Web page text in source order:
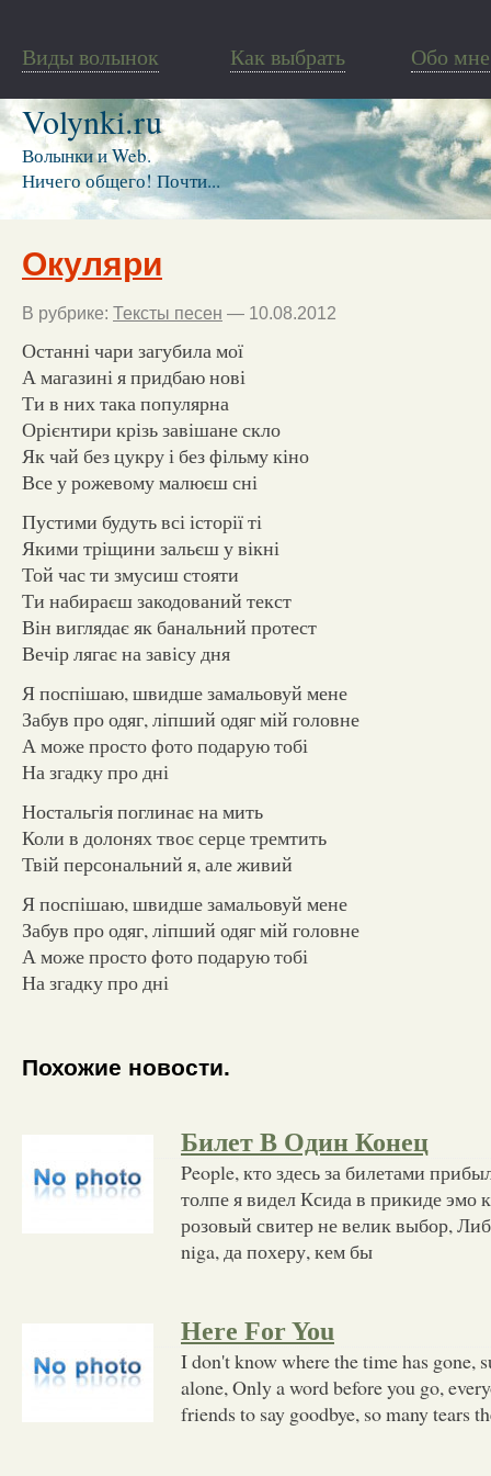
Виды волынок Как выбрать Обо мне
Volynki.ru
Волынки и Web.
Ничего общего! Почти...
Окуляри
В рубрике: Тексты песен — 10.08.2012
Останні чари загубила мої
А магазині я придбаю нові
Ти в них така популярна
Орієнтири крізь завішане скло
Як чай без цукру і без фільму кіно
Все у рожевому малюєш сні
Пустими будуть всі історії ті
Якими тріщини зальєш у вікні
Той час ти змусиш стояти
Ти набираєш закодований текст
Він виглядає як банальний протест
Вечір лягає на завісу дня
Я поспішаю, швидше замальовуй мене
Забув про одяг, ліпший одяг мій головне
А може просто фото подарую тобі
На згадку про дні
Ностальгія поглинає на мить
Коли в долонях твоє серце тремтить
Твій персональний я, але живий
Я поспішаю, швидше замальовуй мене
Забув про одяг, ліпший одяг мій головне
А може просто фото подарую тобі
На згадку про дні
Похожие новости.
Билет В Один Конец
People, кто здесь за билетами
толпе я видел Ксида в прикиде эмо
розовый свитер не велик выбор,
niga, да похеру, кем бы
Here For You
I don't know where the time has gone,
alone, Only a word before you go,
friends to say goodbye, so many tears